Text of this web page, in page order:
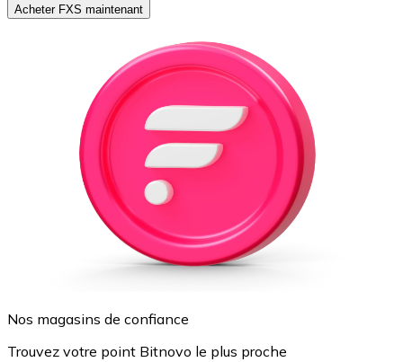
Acheter FXS maintenant
Nos magasins de confiance
Trouvez votre point Bitnovo le plus proche